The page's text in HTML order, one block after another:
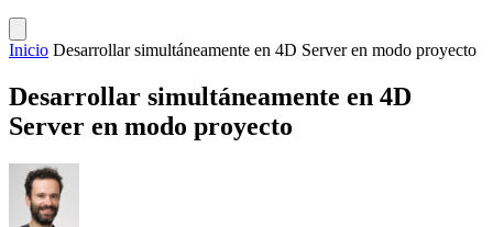
Inicio Desarrollar simultáneamente en 4D Server en modo proyecto
Desarrollar simultáneamente en 4D
Server en modo proyecto